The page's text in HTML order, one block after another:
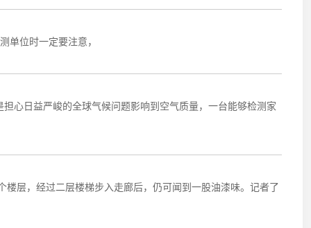
单位时一定要注意，
心日益严峻的全球气候问题影响到空气质量，一台能够检测家
层，经过二层楼梯步入走廊后，仍可闻到一股油漆味。记者了